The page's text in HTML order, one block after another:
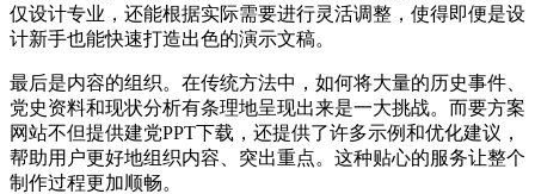
仅设计专业，还能根据实际需要进行灵活调整，使得即便是设
计新手也能快速打造出色的演示文稿。
最后是内容的组织。在传统方法中，如何将大量的历史事件、
党史资料和现状分析有条理地呈现出来是一大挑战。而要方案
网站不但提供建党PPT下载，还提供了许多示例和优化建议，
帮助用户更好地组织内容、突出重点。这种贴心的服务让整个
制作过程更加顺畅。